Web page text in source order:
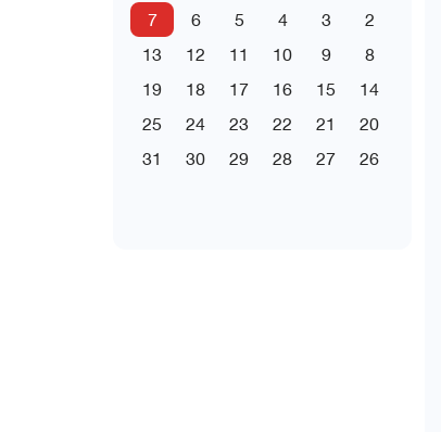
2
3
4
5
6
7
8
9
10
11
12
13
14
15
16
17
18
19
20
21
22
23
24
25
26
27
28
29
30
31